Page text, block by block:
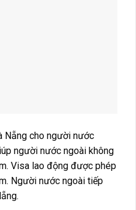
Nẵng cho người nước
người nước ngoài không
Visa lao động được phép
Người nước ngoài tiếp